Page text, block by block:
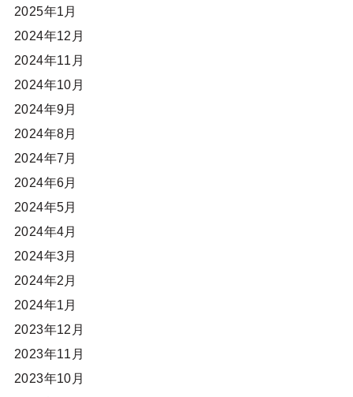
2025年1月
2024年12月
2024年11月
2024年10月
2024年9月
2024年8月
2024年7月
2024年6月
2024年5月
2024年4月
2024年3月
2024年2月
2024年1月
2023年12月
2023年11月
2023年10月